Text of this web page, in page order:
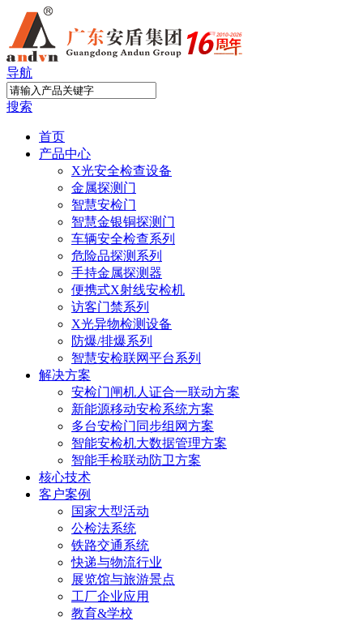
导航
搜索
首页
产品中心
X光安全检查设备
金属探测门
智慧安检门
智慧金银铜探测门
车辆安全检查系列
危险品探测系列
手持金属探测器
便携式X射线安检机
访客门禁系列
X光异物检测设备
防爆/排爆系列
智慧安检联网平台系列
解决方案
安检门闸机人证合一联动方案
新能源移动安检系统方案
多台安检门同步组网方案
智能安检机大数据管理方案
智能手检联动防卫方案
核心技术
客户案例
国家大型活动
公检法系统
铁路交通系统
快递与物流行业
展览馆与旅游景点
工厂企业应用
教育&学校